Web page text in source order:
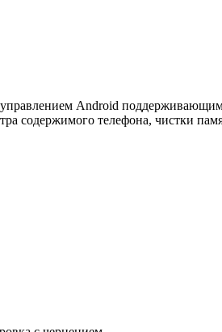
Android
содержимого телефона, чистки